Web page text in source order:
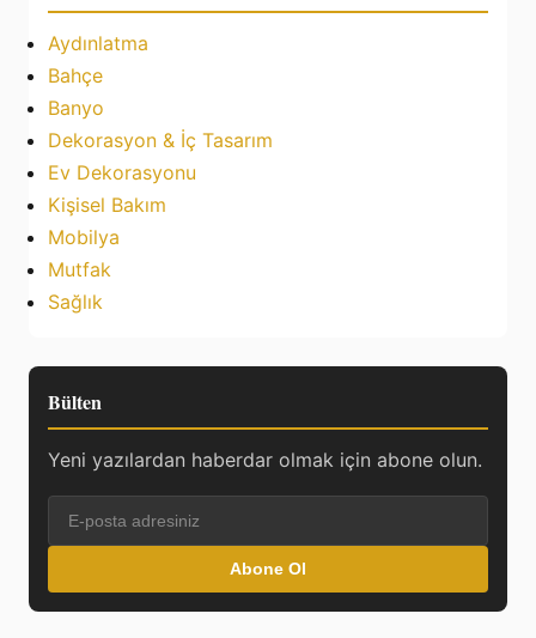
Aydınlatma
Bahçe
Banyo
Dekorasyon & İç Tasarım
Ev Dekorasyonu
Kişisel Bakım
Mobilya
Mutfak
Sağlık
Bülten
Yeni yazılardan haberdar olmak için abone olun.
Abone Ol